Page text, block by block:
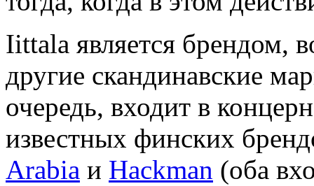
Iittala является брендом,
другие скандинавские
очередь, входит в
известных финских
Arabia и Hackman (оба